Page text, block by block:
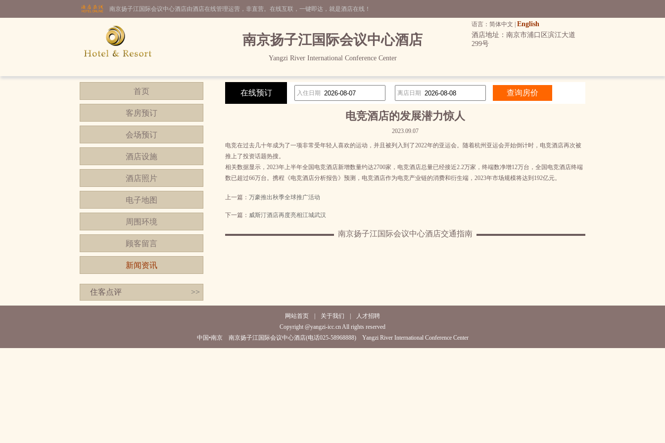
南京扬子江国际会议中心酒店由酒店在线管理运营，非直营。在线互联，一键即达，就是酒店在线！
语言：简体中文 | English
南京扬子江国际会议中心酒店
Yangzi River International Conference Center
酒店地址：南京市浦口区滨江大道
299号
首页
客房预订
会场预订
酒店设施
酒店照片
电子地图
周围环境
顾客留言
新闻资讯
住客点评 >>
在线预订 入住日期 离店日期
电竞酒店的发展潜力惊人
2023.09.07
电竞在过去几十年成为了一项非常受年轻人喜欢的运动，并且被列入到了2022年的亚运会。随着杭州亚运会开始倒计时，电竞酒店再次被
推上了投资话题热搜。
相关数据显示，2023年上半年全国电竞酒店新增数量约达2700家，电竞酒店总量已经接近2.2万家，终端数净增12万台，全国电竞酒店终端
数已超过66万台。携程《电竞酒店分析报告》预测，电竞酒店作为电竞产业链的消费和衍生端，2023年市场规模将达到192亿元。
上一篇： 万豪推出秋季全球推广活动
下一篇： 威斯汀酒店再度亮相江城武汉
南京扬子江国际会议中心酒店交通指南
网站首页 关于我们
人才招聘
Copyright @yangzi-icc.cn All rights reserved
中国•南京 南京扬子江国际会议中心酒店(电话025-58968888) Yangzi River International Conference Center